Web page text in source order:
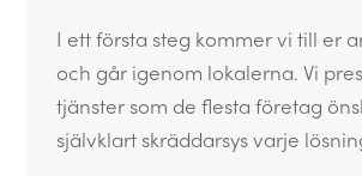
I ett första steg kommer vi till er
och går igenom lokalerna. Vi
tjänster som de flesta företag
självklart skräddarsys varje